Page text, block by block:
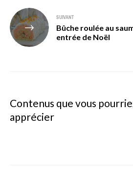
SUIVANT
Bûche roulée au
entrée de Noël
Contenus que vous
apprécier